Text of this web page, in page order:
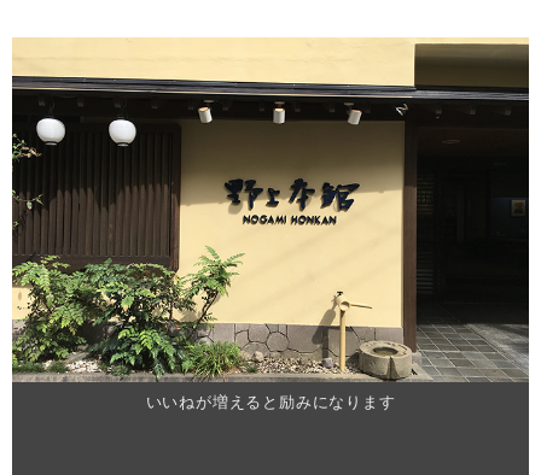
いいねが増えると励みになります